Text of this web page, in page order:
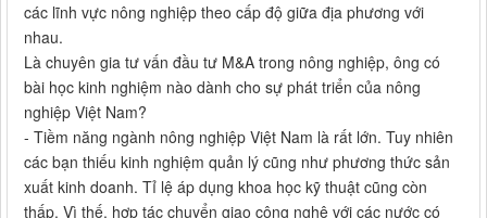
các lĩnh vực nông nghiệp theo cấp độ giữa địa phương với
nhau.
Là chuyên gia tư vấn đầu tư M&A trong nông nghiệp, ông có
bài học kinh nghiệm nào dành cho sự phát triển của nông
nghiệp Việt Nam?
- Tiềm năng ngành nông nghiệp Việt Nam là rất lớn. Tuy nhiên
các bạn thiếu kinh nghiệm quản lý cũng như phương thức sản
xuất kinh doanh. Tỉ lệ áp dụng khoa học kỹ thuật cũng còn
thấp. Vì thế, hợp tác chuyển giao công nghệ với các nước có